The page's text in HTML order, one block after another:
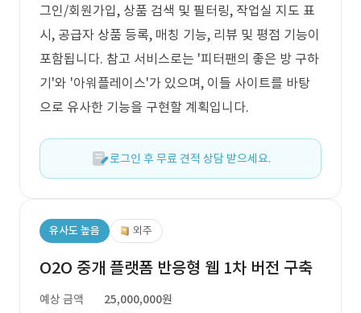
그인/회원가입, 상품 검색 및 필터링, 작업실 지도 표
시, 공급자 상품 등록, 매칭 기능, 리뷰 및 평점 기능이
포함됩니다. 참고 서비스로는 '피터팬의 좋은 방 구하
기'와 '아워플레이스'가 있으며, 이들 사이트를 바탕
으로 유사한 기능을 구현할 계획입니다.
로그인 후 무료 견적 상담 받으세요.
유사도 높음 외주
O2O 중개 플랫폼 반응형 웹 1차 버전 구축
예상 금액
25,000,000원